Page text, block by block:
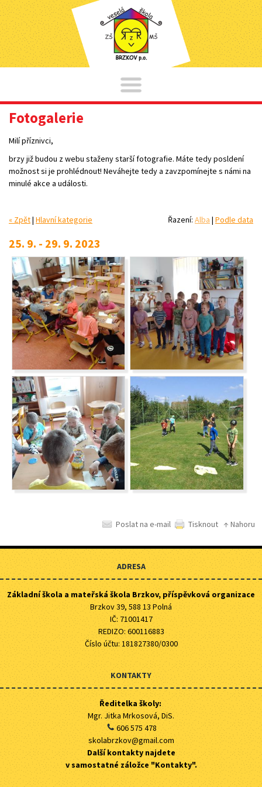
Fotogalerie
Milí příznivci,
brzy již budou z webu staženy starší fotografie. Máte tedy posldení
možnost si je prohlédnout! Neváhejte tedy a zavzpomínejte s námi na
minulé akce a události.
Řazení: Alba | Podle data
« Zpět| Hlavní kategorie
25. 9. - 29. 9. 2023
Poslat na e-mail Tisknout ↑ Nahoru
ADRESA
Základní škola a mateřská škola Brzkov, příspěvková organizace
Brzkov 39, 588 13 Polná
IČ: 71001417
REDIZO: 600116883
Číslo účtu: 181827380/0300
KONTAKTY
Ředitelka školy:
Mgr. Jitka Mrkosová, DiS.
606 575 478
skolabrzkov@gmail.com
Další kontakty najdete
v samostatné záložce "Kontakty".